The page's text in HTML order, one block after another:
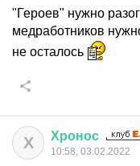
"Героев" нужно
медработников
не осталось
Х Хронос
10:58, 03.02.2022